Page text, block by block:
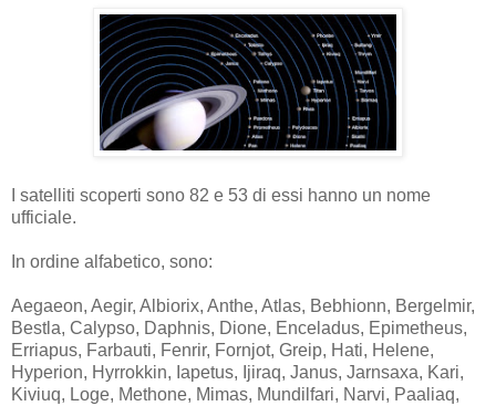
I satelliti scoperti sono 82 e 53 di essi hanno un nome
ufficiale.
In ordine alfabetico, sono:
Aegaeon, Aegir, Albiorix, Anthe, Atlas, Bebhionn, Bergelmir,
Bestla, Calypso, Daphnis, Dione, Enceladus, Epimetheus,
Erriapus, Farbauti, Fenrir, Fornjot, Greip, Hati, Helene,
Hyperion, Hyrrokkin, Iapetus, Ijiraq, Janus, Jarnsaxa, Kari,
Kiviuq, Loge, Methone, Mimas, Mundilfari, Narvi, Paaliaq,